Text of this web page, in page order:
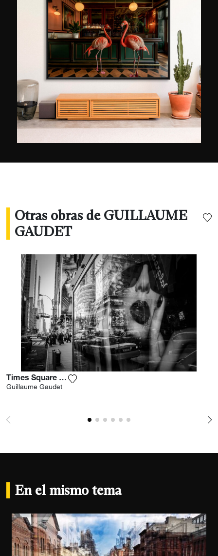
Otras obras de GUILLAUME
GAUDET
Times Square Reflection
Guillaume Gaudet
En el mismo tema